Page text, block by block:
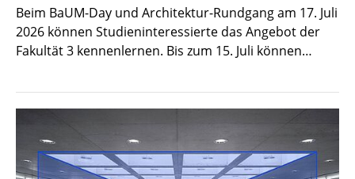
Beim BaUM-Day und Architektur-Rundgang am 17. Juli
2026 können Studieninteressierte das Angebot der
Fakultät 3 kennenlernen. Bis zum 15. Juli können…